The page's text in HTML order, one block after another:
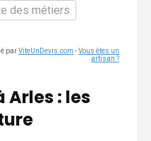
des métiers
parViteUnDevis.com -Vous êtes un
artisan ?
: les